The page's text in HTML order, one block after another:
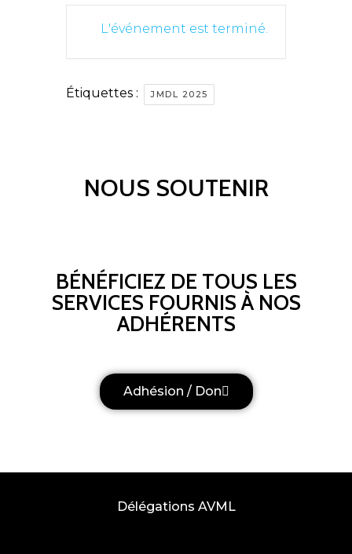
L'événement est terminé.
Étiquettes : JMDL 2025
NOUS SOUTENIR
BÉNÉFICIEZ DE TOUS LES
SERVICES FOURNIS À NOS
ADHÉRENTS
Adhésion / Don
Délégations AVML